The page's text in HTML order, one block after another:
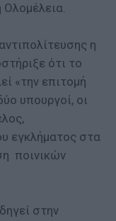
η
ότι το
«την επιτομή
υπουργοί, οι
εγκλήματος στα
ποινικών
στην